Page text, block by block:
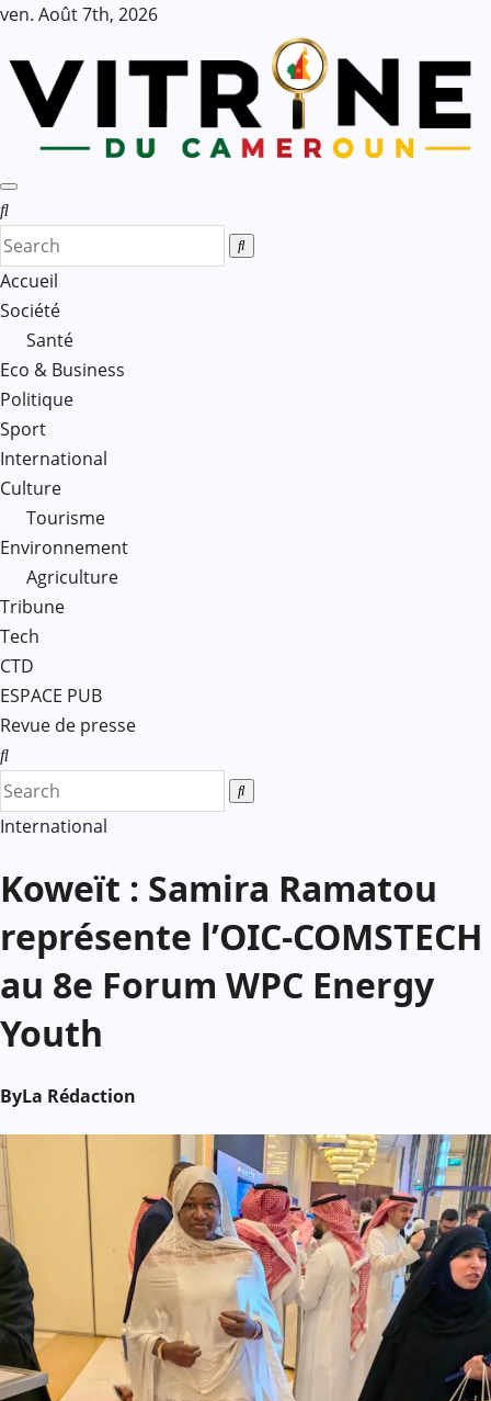
Skip
content
ven. Août 7th, 2026
Accueil
Société
Santé
Eco & Business
Politique
Sport
International
Culture
Tourisme
Environnement
Agriculture
Tribune
Tech
CTD
ESPACE PUB
Revue de presse
International
Koweït : Samira Ramatou
représente l’OIC-COMSTECH
au 8e Forum WPC Energy
Youth
ByLa Rédaction